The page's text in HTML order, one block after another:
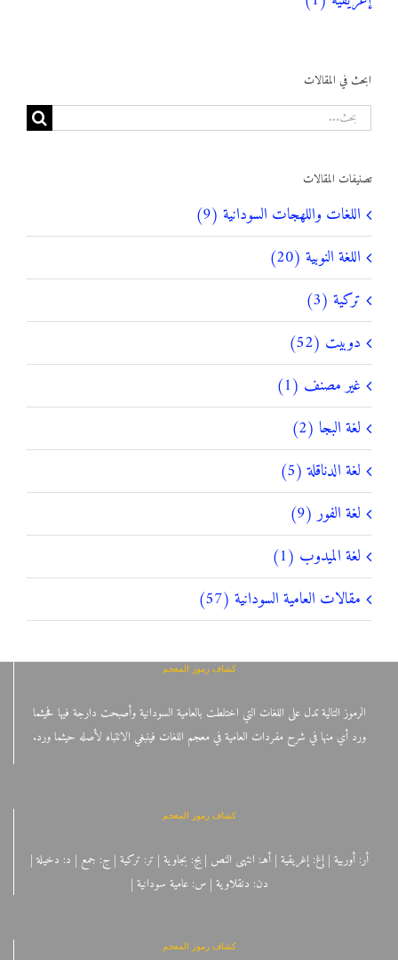
البحث
عن:
اللغة النوبية (20)
تركية (3)
دوبيت (52)
غير مصنف (1)
لغة البجا (2)
لغة الدناقلة (5)
لغة الفور (9)
لغة الميدوب (1)
مقالات العامية السودانية (57)
كشاف رموز المعجم
الرموز التالية تدل على اللغات التي اختلطت بالعامية السودانية وأصبحت دارجة فيها فحيثما
ورد أي منها في شرح مفردات العامية في معجم اللغات فينبغي الانتباه لأصله حيثما ورد.
كشاف رموز المعجم
أر: أوربية | إغ: إغريقية | أهـ: انتهى النص | بج: بجاوية | تر: تركية | ج: جمع | د: دخيلة |
دن: دنقلاوية | س: عامية سودانية |
كشاف رموز المعجم